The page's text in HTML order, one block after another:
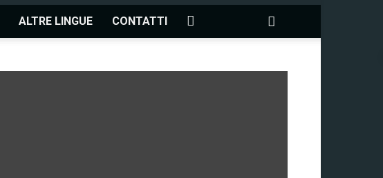
ALTRE LINGUE CONTATTI